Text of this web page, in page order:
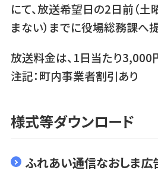
にて、放送希望日の2日前（土
まない）までに役場総務課へ
放送料金は、1日当たり3,000
注記：町内事業者割引あり
様式等ダウンロード
ふれあい通信なおしま